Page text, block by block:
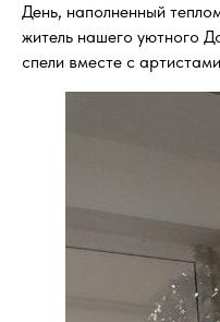
День, наполненный
житель нашего уютного
спели вместе с